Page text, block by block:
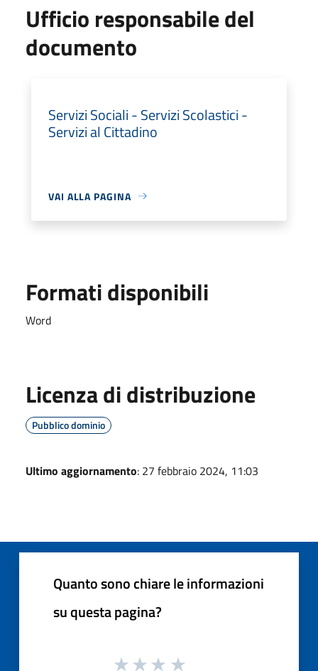
Ufficio responsabile del
documento
Servizi Sociali - Servizi Scolastici -
Servizi al Cittadino
VAI ALLA PAGINA
Formati disponibili
Word
Licenza di distribuzione
Pubblico dominio
Ultimo aggiornamento: 27 febbraio 2024, 11:03
Quanto sono chiare le informazioni
su questa pagina?